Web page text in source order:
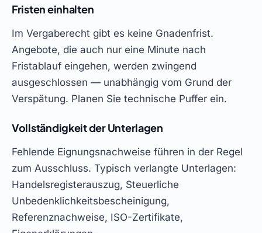
Fristen einhalten
Im Vergaberecht gibt es keine Gnadenfrist.
Angebote, die auch nur eine Minute nach
Fristablauf eingehen, werden zwingend
ausgeschlossen — unabhängig vom Grund der
Verspätung. Planen Sie technische Puffer ein.
Vollständigkeit der Unterlagen
Fehlende Eignungsnachweise führen in der Regel
zum Ausschluss. Typisch verlangte Unterlagen:
Handelsregisterauszug, Steuerliche
Unbedenklichkeitsbescheinigung,
Referenznachweise, ISO-Zertifikate,